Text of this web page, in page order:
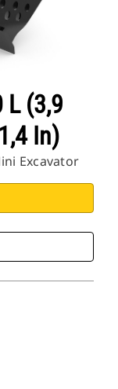
L (3,9
In)
Excavator